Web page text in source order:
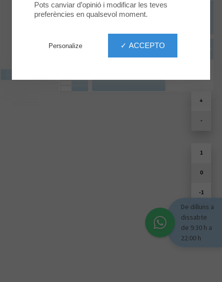
+
-
1
0
-1
De dilluns a
dissabte
de 9:30 h a
22:00 h
Pots canviar d’opinió i modificar les teves
preferències en qualsevol moment.
✓ ACCEPTO
Personalize